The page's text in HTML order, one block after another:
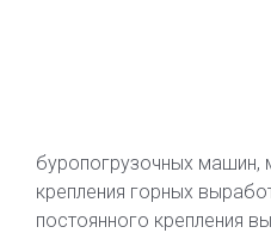
буропогрузочных машин,
крепления горных
постоянного крепления